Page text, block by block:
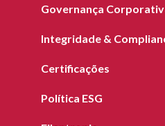
Governança
Integridade &
Certificações
Política ESG